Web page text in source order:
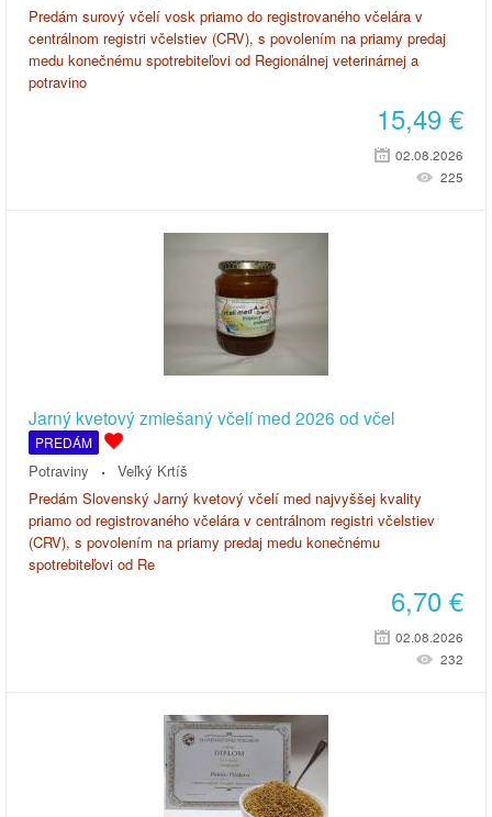
Predám surový včelí vosk priamo do registrovaného včelára v
centrálnom registri včelstiev (CRV), s povolením na priamy predaj
medu konečnému spotrebiteľovi od Regionálnej veterinárnej a
potravino
15,49 €
02.08.2026
225
Jarný kvetový zmiešaný včelí med 2026 od včel
PREDÁM
Potraviny
Veľký Krtíš
Predám Slovenský Jarný kvetový včelí med najvyššej kvality
priamo od registrovaného včelára v centrálnom registri včelstiev
(CRV), s povolením na priamy predaj medu konečnému
spotrebiteľovi od Re
6,70 €
02.08.2026
232